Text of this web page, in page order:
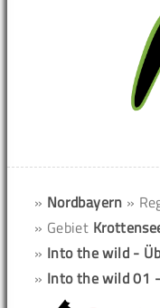
» Nordbayern »
» Gebiet
» Into the wild -
» Into the wild 01